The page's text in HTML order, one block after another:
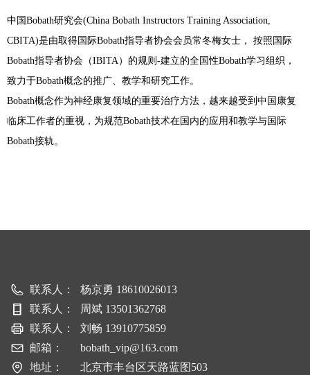
中国Bobath研究会(China Bobath Instructors Training Association,
CBITA)是由取得国际Bobath指导者协会会员常冬梅女士， 按照国际
Bobath指导者协会（IBITA）的规则-建立的全国性Bobath学习组织，
致力于Bobath概念的推广、教学和研究工作。
Bobath概念作为神经康复领域的重要治疗方法，越来越受到中国康复
临床工作者的重视，为规范Bobath技术在国内的应用和教学与国际
Bobath接轨。
联系人：
杨京勇 18610026013
联系人：
周斌 13501362768
联系人：
刘畅 13910775859
邮箱：
bobath_vip@163.com
地址：
北京市丰台区天路蓝图503